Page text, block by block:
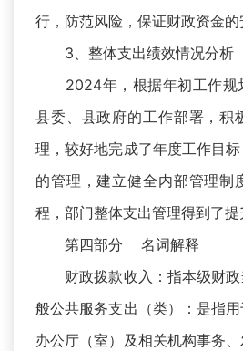
行，防范风险，保证财政资金的
3、整体支出绩效情况分析
2024年，根据年初工作规
县委、县政府的工作部署，积
理，较好地完成了年度工作目
的管理，建立健全内部管理制
程，部门整体支出管理得到了提
第四部分 名词解释
财政拨款收入：指本级财政
般公共服务支出（类）：是指
办公厅（室）及相关机构事务